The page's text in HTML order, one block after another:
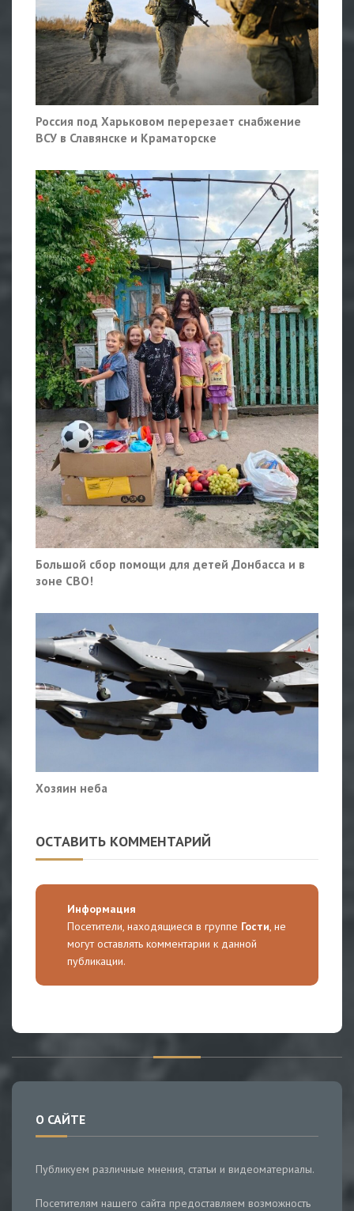
Россия под Харьковом перерезает снабжение
ВСУ в Славянске и Краматорске
Большой сбор помощи для детей Донбасса и в
зоне СВО!
Хозяин неба
ОСТАВИТЬ КОММЕНТАРИЙ
Информация
Посетители, находящиеся в группе Гости, не
могут оставлять комментарии к данной
публикации.
О САЙТЕ
Публикуем различные мнения, статьи и видеоматериалы.
Посетителям нашего сайта предоставляем возможность